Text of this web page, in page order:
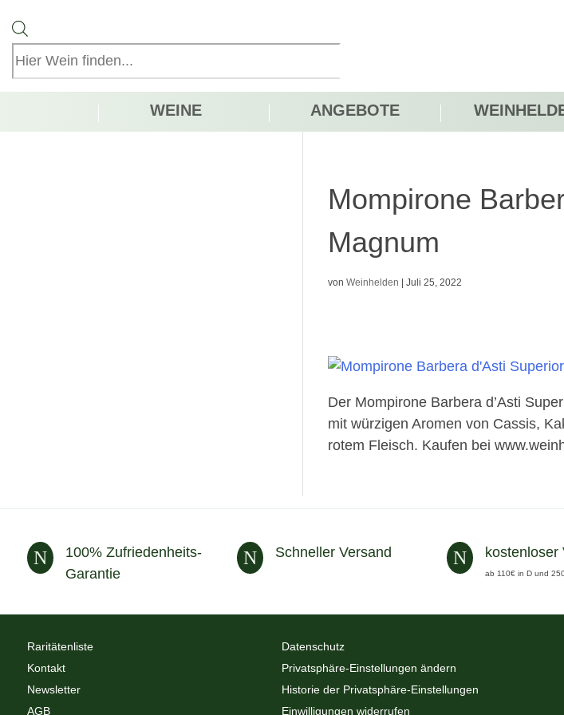
search
WEINE ANGEBOTE
Mompirone
Magnum
vonWeinhelden |Juli 25, 2022
Der Mompirone Barbera d’Asti
mit würzigen Aromen von Cassis,
rotem Fleisch. Kaufen bei
N
100% Zufriedenheits-
Garantie
N Schneller Versand N kostenloser
ab 110€ in D und
Raritätenliste
Kontakt
Newsletter
AGB
Datenschutz
Privatsphäre-Einstellungen ändern
Historie der Privatsphäre-Einstellungen
Einwilligungen widerrufen